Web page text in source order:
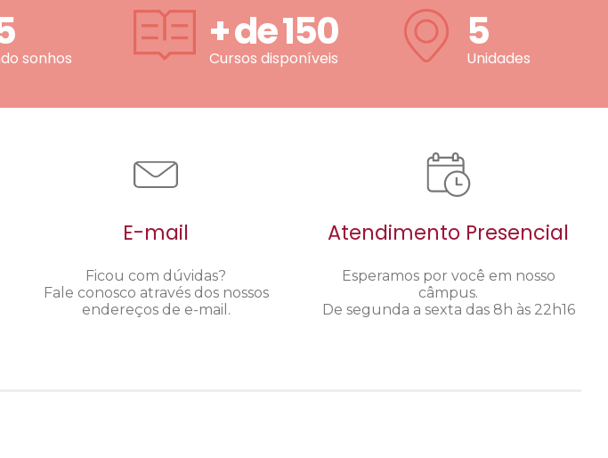
sonhos
+ de150
Cursos disponíveis
5
Unidades
E-mail
Ficou com dúvidas?
Fale conosco através dos nossos
endereços de e-mail.
Atendimento Presencial
Esperamos por você em nosso
câmpus.
De segunda a sexta das 8h às 22h16